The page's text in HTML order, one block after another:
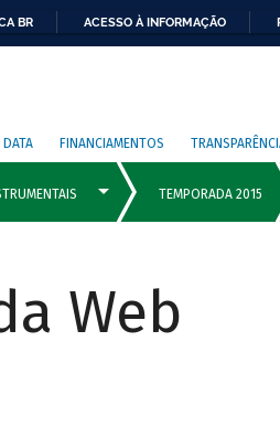
BR ACESSO À INFORMAÇÃO
DATA FINANCIAMENTOS
Web